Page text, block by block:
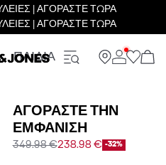
| ΑΓΟΡΑΣΤΕ ΤΩΡΑ
| ΑΓΟΡΑΣΤΕ ΤΩΡΑ
ΠΑΙΔΙΑ
ΑΓΟΡΆΣΤΕ ΤΗΝ
ΕΜΦΆΝΙΣΗ
349.98 €238.98 € -32%